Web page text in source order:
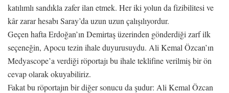
katılımlı sandıkla zafer ilan etmek. Her iki yolun da fizibilitesi ve
kâr zarar hesabı Saray’da uzun uzun çalışılıyordur.
Geçen hafta Erdoğan’ın Demirtaş üzerinden gönderdiği zarf ilk
seçeneğin, Apocu tezin ihale duyurusuydu. Ali Kemal Özcan’ın
Medyascope’a verdiği röportajı bu ihale teklifine verilmiş bir ön
cevap olarak okuyabiliriz.
Fakat bu röportajın bir diğer sonucu da şudur: Ali Kemal Özcan